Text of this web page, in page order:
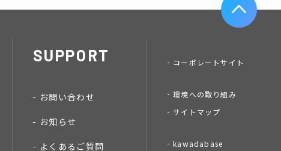
SUPPORT
お問い合わせ
お知らせ
よくあるご質問
コーポレートサイト
環境への取り組み
サイトマップ
kawadabase